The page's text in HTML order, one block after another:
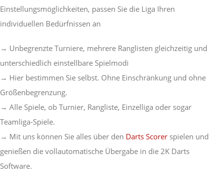
Einstellungsmöglichkeiten, passen Sie die Liga Ihren
individuellen Bedürfnissen an
→ Unbegrenzte Turniere, mehrere Ranglisten gleichzeitig und
unterschiedlich einstellbare Spielmodi
→ Hier bestimmen Sie selbst. Ohne Einschränkung und ohne
Größenbegrenzung.
→ Alle Spiele, ob Turnier, Rangliste, Einzelliga oder sogar
Teamliga-Spiele.
→ Mit uns können Sie alles über den Darts Scorer spielen und
genießen die vollautomatische Übergabe in die 2K Darts
Software.